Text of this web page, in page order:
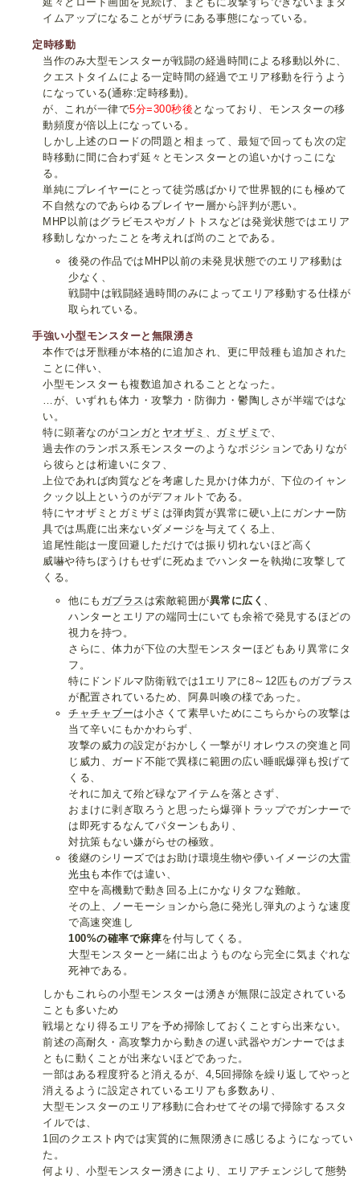
イムアップになることがザラにある事態になっている。
定時移動
当作のみ大型モンスターが戦闘の経過時間による移動以外に、
クエストタイムによる一定時間の経過でエリア移動を行うよう
になっている(通称:定時移動)。
が、これが一律で5分=300秒後 となっており、モンスターの移
動頻度が倍以上になっている。
しかし上述のロードの問題と相まって、最短で回っても次の定
時移動に間に合わず延々とモンスターとの追いかけっこにな
る。
単純にプレイヤーにとって徒労感ばかりで世界観的にも極めて
不自然なのであらゆるプレイヤー層から評判が悪い。
MHP以前はグラビモスやガノトトスなどは発覚状態ではエリア
移動しなかったことを考えれば尚のことである。
後発の作品ではMHP以前の未発見状態でのエリア移動は
少なく、
戦闘中は戦闘経過時間のみによってエリア移動する仕様が
取られている。
手強い小型モンスターと無限湧き
本作では牙獣種が本格的に追加され、更に甲殻種も追加された
ことに伴い、
小型モンスターも複数追加されることとなった。
…が、いずれも体力・攻撃力・防御力・鬱陶しさが半端ではな
い。
特に顕著なのが コンガと ヤオザミ ガミザミで、
過去作のランポス系モンスターのようなポジションでありなが
ら彼らとは桁違いにタフ、
上位であれば肉質などを考慮した見かけ体力が、下位のイャン
クック以上というのがデフォルトである。
特にヤオザミとガミザミは弾肉質が異常に硬い上にガンナー防
具では馬鹿に出来ないダメージを与えてくる上、
追尾性能は一度回避しただけでは振り切れないほど高く
威嚇や待ちぼうけもせずに死ぬまでハンターを執拗に攻撃して
くる。
他にも ガブラス は索敵範囲が異常に広く 、
ハンターとエリアの端同士にいても余裕で発見するほどの
視力を持つ。
さらに、体力が下位の大型モンスターほどもあり異常にタ
フ。
特にドンドルマ防衛戦では1エリアに8～12匹ものガブラス
が配置されているため、阿鼻叫喚の様であった。
チャチャブーは小さくて素早いためにこちらからの攻撃は
当て辛いにもかかわらず、
攻撃の威力の設定がおかしく一撃がリオレウスの突進と同
じ威力、ガード不能で異様に範囲の広い睡眠爆弾も投げて
くる、
それに加えて殆ど碌なアイテムを落とさず、
おまけに剥ぎ取ろうと思ったら爆弾トラップでガンナーで
は即死するなんてパターンもあり、
対抗策もない嫌がらせの極致。
後継のシリーズではお助け環境生物や儚いイメージの大雷
光虫 も本作では違い、
空中を高機動で動き回る上にかなりタフな難敵。
その上、ノーモーションから急に発光し弾丸のような速度
で高速突進し
100%の確率で麻痺を付与してくる。
大型モンスターと一緒に出ようものなら完全に気まぐれな
死神である。
しかもこれらの小型モンスターは湧きが無限に設定されている
ことも多いため
戦場となり得るエリアを予め掃除しておくことすら出来ない。
前述の高耐久・高攻撃力から動きの遅い武器やガンナーではま
ともに動くことが出来ないほどであった。
一部はある程度狩ると消えるが、4,5回掃除を繰り返してやっと
消えるように設定されているエリアも多数あり、
大型モンスターのエリア移動に合わせてその場で掃除するスタ
イルでは、
1回のクエスト内では実質的に無限湧きに感じるようになってい
た。
何より、小型モンスター湧きにより、エリアチェンジして態勢